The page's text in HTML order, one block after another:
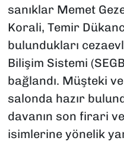
sanıklar Memet
Korali, Temir
bulundukları
Bilişim Sistemi
bağlandı. Müşteki
salonda hazır
davanın son firari
isimlerine yönelik